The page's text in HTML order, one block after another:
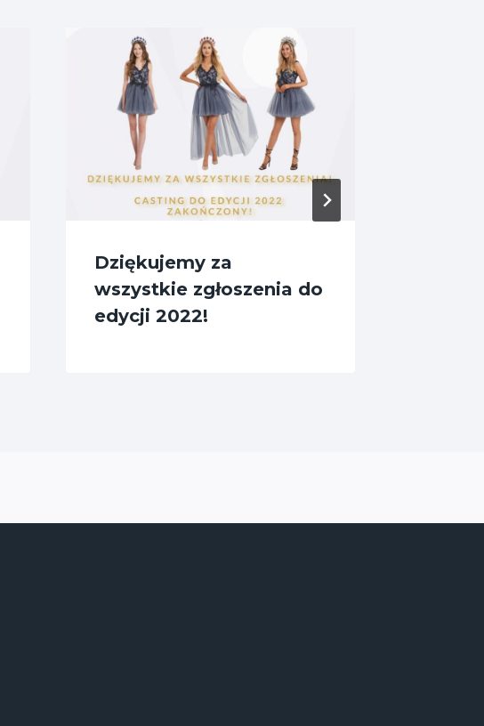
Dziękujemy za
wszystkie zgłoszenia do
edycji 2022!